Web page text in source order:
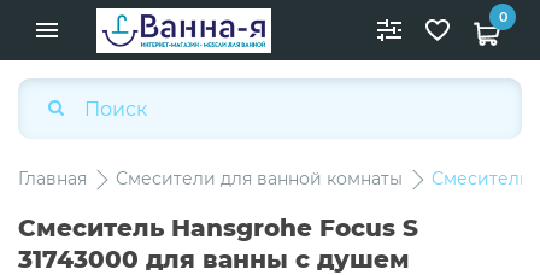
0
Главная Смесители для ванной комнаты Смеситель
Смеситель Hansgrohe Focus S
31743000 для ванны с душем